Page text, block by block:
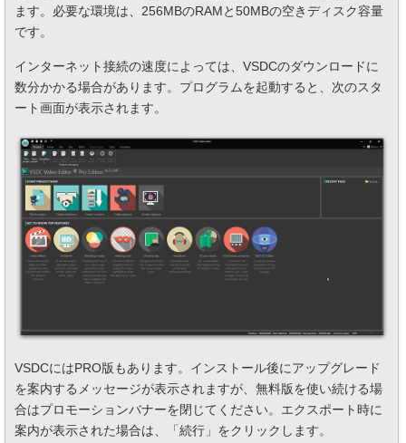
ます。必要な環境は、256MBのRAMと50MBの空きディスク容量
です。
インターネット接続の速度によっては、VSDCのダウンロードに
数分かかる場合があります。プログラムを起動すると、次のスタ
ート画面が表示されます。
VSDCにはPRO版もあります。インストール後にアップグレード
を案内するメッセージが表示されますが、無料版を使い続ける場
合はプロモーションバナーを閉じてください。エクスポート時に
案内が表示された場合は、「続行」をクリックします。